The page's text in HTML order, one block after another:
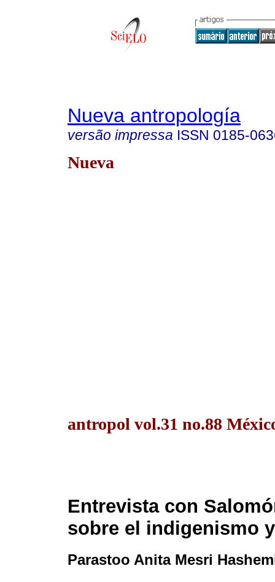
Nueva antropología
versão impressa ISSN 0185-
Nueva
antropol vol.31 no.88
Entrevista con
sobre el indigenismo
Parastoo Anita Mesri